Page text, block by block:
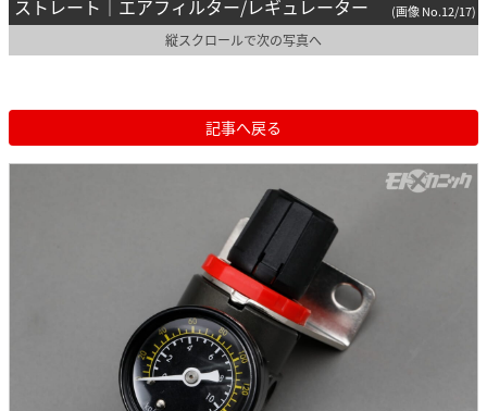
ストレート｜エアフィルター/レギュレーター (画像 No.12/17)
縦スクロールで次の写真へ
記事へ戻る